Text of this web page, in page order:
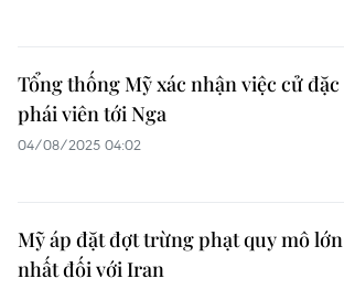
Tổng thống Mỹ xác nhận việc cử đặc
phái viên tới Nga
04/08/2025 04:02
Mỹ áp đặt đợt trừng phạt quy mô lớn
nhất đối với Iran